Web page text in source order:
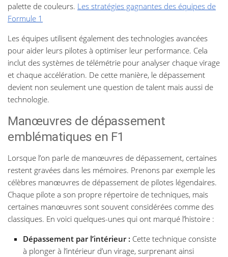
palette de couleurs. Les stratégies gagnantes des équipes de
Formule 1
Les équipes utilisent également des technologies avancées
pour aider leurs pilotes à optimiser leur performance. Cela
inclut des systèmes de télémétrie pour analyser chaque virage
et chaque accélération. De cette manière, le dépassement
devient non seulement une question de talent mais aussi de
technologie.
Manœuvres de dépassement
emblématiques en F1
Lorsque l’on parle de manœuvres de dépassement, certaines
restent gravées dans les mémoires. Prenons par exemple les
célèbres manœuvres de dépassement de pilotes légendaires.
Chaque pilote a son propre répertoire de techniques, mais
certaines manœuvres sont souvent considérées comme des
classiques. En voici quelques-unes qui ont marqué l’histoire :
Dépassement par l’intérieur : Cette technique consiste
à plonger à l’intérieur d’un virage, surprenant ainsi